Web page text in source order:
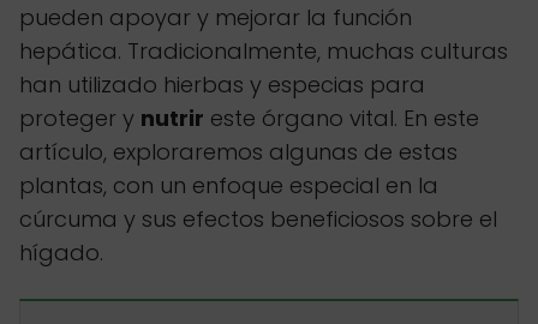
pueden apoyar y mejorar la función
hepática. Tradicionalmente, muchas culturas
han utilizado hierbas y especias para
proteger y nutrir este órgano vital. En este
artículo, exploraremos algunas de estas
plantas, con un enfoque especial en la
cúrcuma y sus efectos beneficiosos sobre el
hígado.